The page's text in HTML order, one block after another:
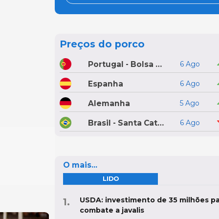
Preços do porco
Portugal - Bolsa do Porco do Montijo 6 Ago
Espanha 6 Ago
Alemanha 5 Ago
Brasil - Santa Catarina 6 Ago
O mais...
LIDO
USDA: investimento de 35 milhões
combate a javalis